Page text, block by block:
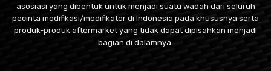
asosiasi yang dibentuk untuk menjadi suatu wadah dari seluruh
pecinta modifikasi/modifikator di Indonesia pada khususnya serta
produk-produk aftermarket yang tidak dapat dipisahkan menjadi
bagian di dalamnya.